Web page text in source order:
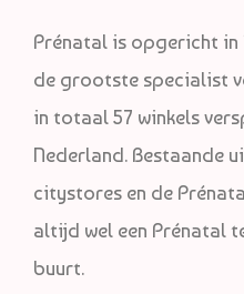
Prénatal is opgericht in
de grootste specialist
in totaal 57 winkels
Nederland. Bestaande
citystores en de
altijd wel een Prénatal
buurt.